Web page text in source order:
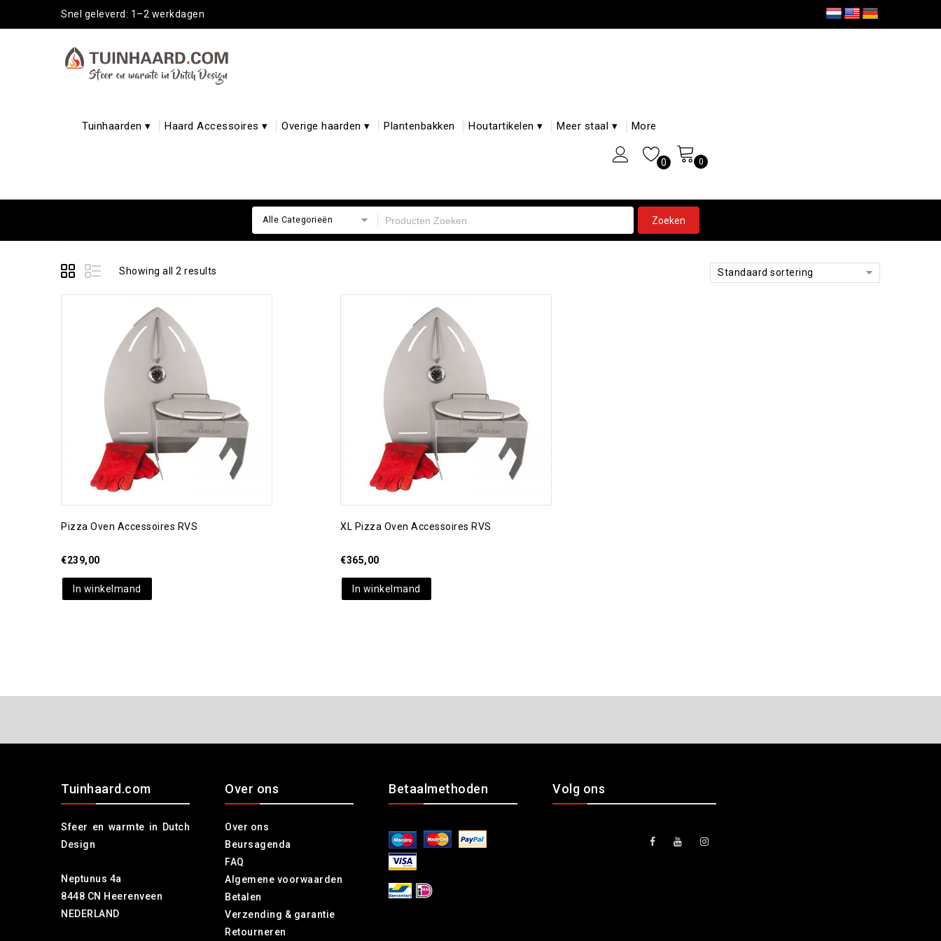
Snel geleverd: 1–2 werkdagen
Tuinhaarden ▾ Haard Accessoires ▾ Overige haarden ▾ Plantenbakken Houtartikelen ▾ Meer staal ▾ More
0 0
Alle Categorieën
Showing all 2 results Standaard sortering
Pizza Oven Accessoires RVS
€239,00
In winkelmand
XL Pizza Oven Accessoires RVS
€365,00
In winkelmand
Tuinhaard.com
Sfeer en warmte in Dutch
Design
Neptunus 4a
8448 CN Heerenveen
NEDERLAND
Over ons
Over ons
Beursagenda
FAQ
Algemene voorwaarden
Betalen
Verzending & garantie
Retourneren
Betaalmethoden Volg ons